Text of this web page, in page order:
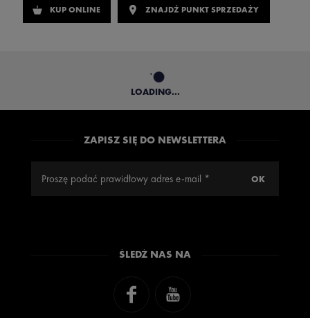
KUP ONLINE ZNAJDŹ PUNKT SPRZEDAŻY
LOADING...
ZAPISZ SIĘ DO NEWSLETTERA
ŚLEDŹ NAS NA